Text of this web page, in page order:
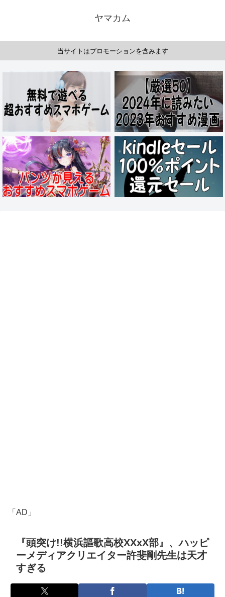
ヤマカム
当サイトはプロモーションを含みます
「AD」
『頭突け!!横浜謳歌高校XXxX部』、ハッピ
ーメディアクリエイター許斐剛先生は天才
すぎる